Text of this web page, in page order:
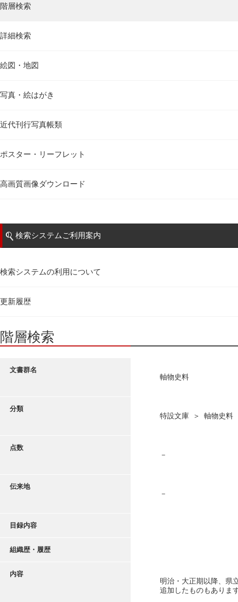
階層検索
詳細検索
絵図・地図
写真・絵はがき
近代刊行写真帳類
ポスター・リーフレット
高画質画像ダウンロード
検索システムご利用案内
検索システムの利用について
更新履歴
階層検索
文書群名
軸物史料
分類
特設文庫 ＞ 軸物史料
点数
－
伝来地
－
目録内容
組織歴・履歴
内容
明治・大正期以降、県
追加したものもあります